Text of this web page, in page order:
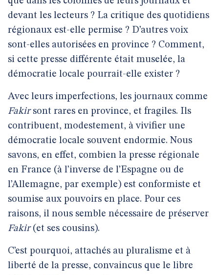
devant les lecteurs ? La critique des quotidiens
régionaux est-elle permise ? D’autres voix
sont-elles autorisées en province ? Comment,
si cette presse différente était muselée, la
démocratie locale pourrait-elle exister ?
Avec leurs imperfections, les journaux comme
Fakirsont rares en province, et fragiles. Ils
contribuent, modestement, à vivifier une
démocratie locale souvent endormie. Nous
savons, en effet, combien la presse régionale
en France (à l’inverse de l’Espagne ou de
l’Allemagne, par exemple) est conformiste et
soumise aux pouvoirs en place. Pour ces
raisons, il nous semble nécessaire de préserver
Fakir(et ses cousins).
C’est pourquoi, attachés au pluralisme et à
liberté de la presse, convaincus que le libre